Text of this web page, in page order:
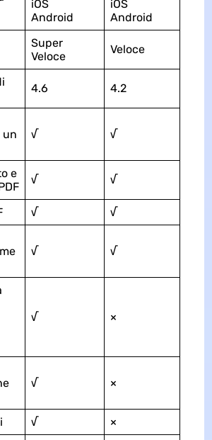
iOS
Android
iOS
Android
Super
Veloce
Veloce
4.6 4.2
un
√ √
e
√ √
√
√
√ √
√ ×
√ ×
√ ×